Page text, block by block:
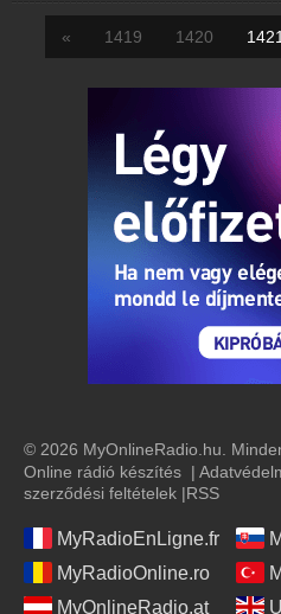
« 1419 1420 1421
© 2026 MyOnlineRadio.hu.
Online rádió készítés |
szerződési feltételek |RSS
MyRadioEnLigne.fr
MyRadioOnline.ro
MyOnlineRadio.at